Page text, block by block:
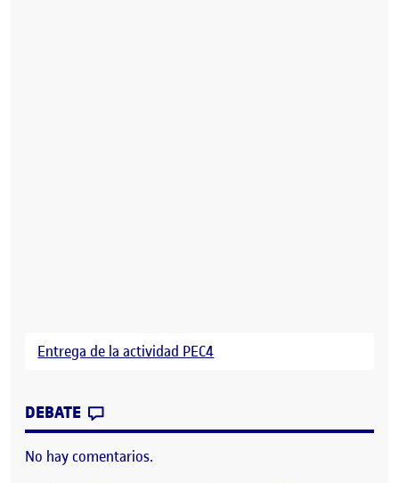
Entrega de la actividad PEC4
DEBATE
No hay comentarios.